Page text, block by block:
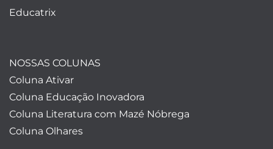
Educatrix
NOSSAS COLUNAS
Coluna Ativar
Coluna Educação Inovadora
Coluna Literatura com Mazé Nóbrega
Coluna Olhares